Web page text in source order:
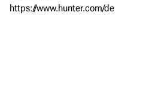
https://www.hunter.com/de